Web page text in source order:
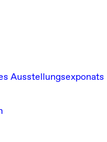
Ausstellungsexponats